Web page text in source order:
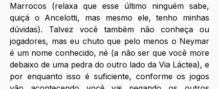
Marrocos (relaxa que esse último ninguém sabe,
quiçá o Ancelotti, mas mesmo ele, tenho minhas
dúvidas). Talvez você também não conheça ou
jogadores, mas eu chuto que pelo menos o Neymar
é um nome conhecido, né (a não ser que você more
debaixo de uma pedra do outro lado da Via Láctea), e
por enquanto isso é suficiente, conforme os jogos